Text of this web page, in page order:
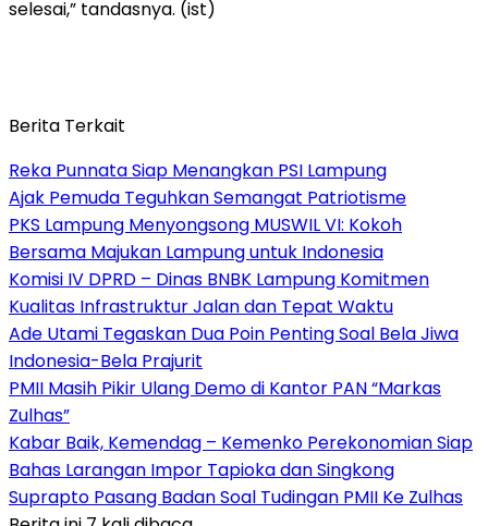
selesai,” tandasnya. (ist)
Berita Terkait
Reka Punnata Siap Menangkan PSI Lampung
Ajak Pemuda Teguhkan Semangat Patriotisme
PKS Lampung Menyongsong MUSWIL VI: Kokoh
Bersama Majukan Lampung untuk Indonesia
Komisi IV DPRD – Dinas BNBK Lampung Komitmen
Kualitas Infrastruktur Jalan dan Tepat Waktu
Ade Utami Tegaskan Dua Poin Penting Soal Bela Jiwa
Indonesia-Bela Prajurit
PMII Masih Pikir Ulang Demo di Kantor PAN “Markas
Zulhas”
Kabar Baik, Kemendag – Kemenko Perekonomian Siap
Bahas Larangan Impor Tapioka dan Singkong
Suprapto Pasang Badan Soal Tudingan PMII Ke Zulhas